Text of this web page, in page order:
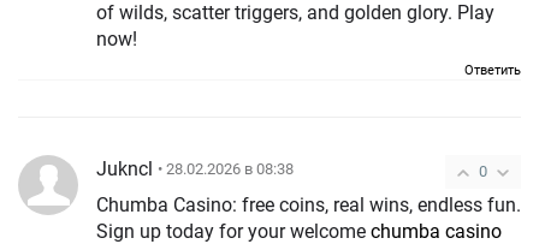
of wilds, scatter triggers, and golden glory. Play
now!
Ответить
0
Jukncl • 28.02.2026 в 08:38
Chumba Casino: free coins, real wins, endless fun.
Sign up today for your welcome chumba casino